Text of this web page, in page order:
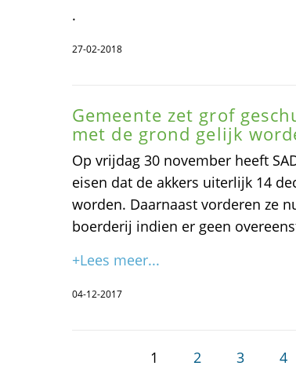
.
27-02-2018
Gemeente zet grof
met de grond gelijk
Op vrijdag 30 november heeft
eisen dat de akkers uiterlijk 14
worden. Daarnaast vorderen ze
boerderij indien er geen
+Lees meer...
04-12-2017
1 2 3 4